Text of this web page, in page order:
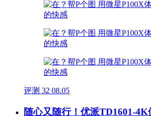
评测 32 08.05
随心又随行！优派TD1601-4K